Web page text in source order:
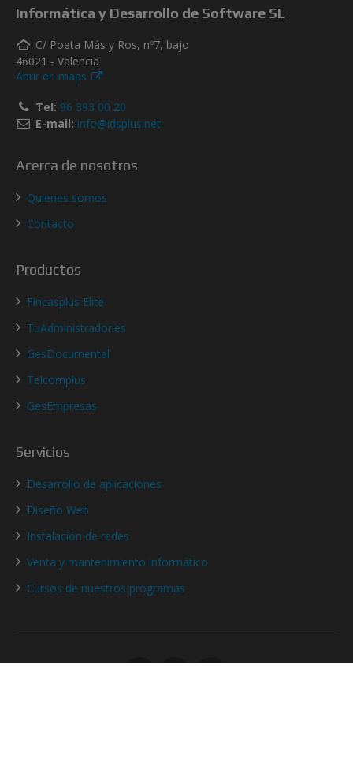
Informática y Desarrollo de Software SL
C/ Poeta Más y Ros, nº7, bajo
46021 - Valencia
Abrir en maps
Tel: 96 393 00 20
E-mail: info@idsplus.net
Acerca de nosotros
Quienes somos
Contacto
Productos
Fincasplus Elite
TuAdministrador.es
GesDocumental
Telcomplus
GesEmpresas
Servicios
Desarrollo de aplicaciones
Diseño Web
Instalación de redes
Venta y mantenimiento informático
Cursos de nuestros programas